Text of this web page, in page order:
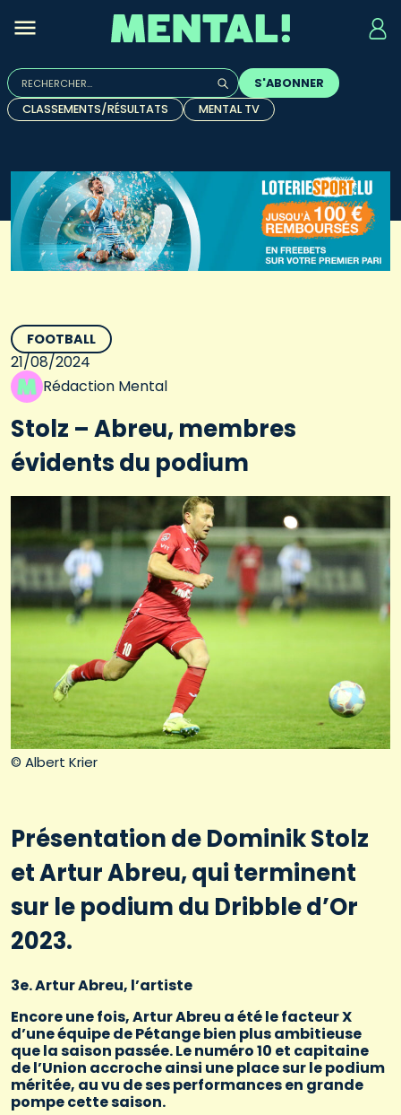
Rechercher :
Quand les résultats de l'auto-complétion sont
S'ABONNER
CLASSEMENTS/RÉSULTATS
MENTAL TV
© Albert Krier
FOOTBALL
21/08/2024
Rédaction Mental
Stolz – Abreu, membres
évidents du podium
Présentation de Dominik Stolz
et Artur Abreu, qui terminent
sur le podium du Dribble d’Or
2023.
3e. Artur Abreu, l’artiste
Encore une fois, Artur Abreu a été le facteur X
d’une équipe de Pétange bien plus ambitieuse
que la saison passée. Le numéro 10 et capitaine
de l’Union accroche ainsi une place sur le podium
méritée, au vu de ses performances en grande
pompe cette saison.